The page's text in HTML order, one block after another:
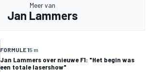
Meer van
Jan Lammers
FORMULE 15 m
Jan Lammers over nieuwe F1: "Het begin was
een totale lasershow"